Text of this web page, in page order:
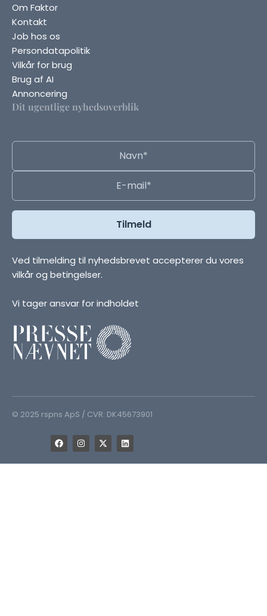
Om Faktor
Kontakt
Job hos os
Persondatapolitik
Vilkår for brug
Brug af AI
Annoncering
Dit ugentlige nyhedsoverblik
Ved tilmelding til nyhedsbrevet accepterer du vores
vilkår og betingelser.
Vi tager ansvar for indholdet
© 2025 rspns ApS / CVR: DK45673901